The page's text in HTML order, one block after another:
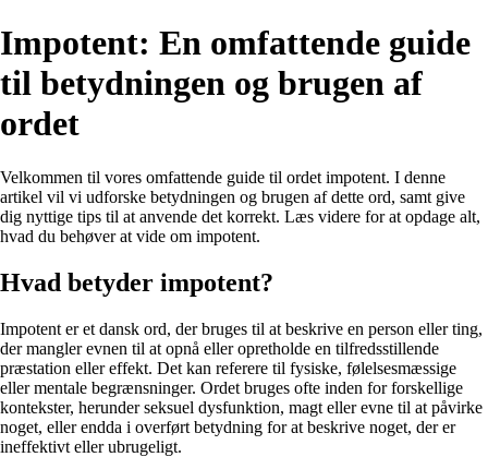
Impotent: En omfattende guide
til betydningen og brugen af
ordet
Velkommen til vores omfattende guide til ordet impotent. I denne
artikel vil vi udforske betydningen og brugen af dette ord, samt give
dig nyttige tips til at anvende det korrekt. Læs videre for at opdage alt,
hvad du behøver at vide om impotent.
Hvad betyder impotent?
Impotent er et dansk ord, der bruges til at beskrive en person eller ting,
der mangler evnen til at opnå eller opretholde en tilfredsstillende
præstation eller effekt. Det kan referere til fysiske, følelsesmæssige
eller mentale begrænsninger. Ordet bruges ofte inden for forskellige
kontekster, herunder seksuel dysfunktion, magt eller evne til at påvirke
noget, eller endda i overført betydning for at beskrive noget, der er
ineffektivt eller ubrugeligt.